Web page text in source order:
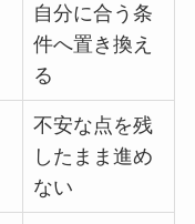
自分に合う条
件へ置き換え
る
不安な点を残
したまま進め
ない